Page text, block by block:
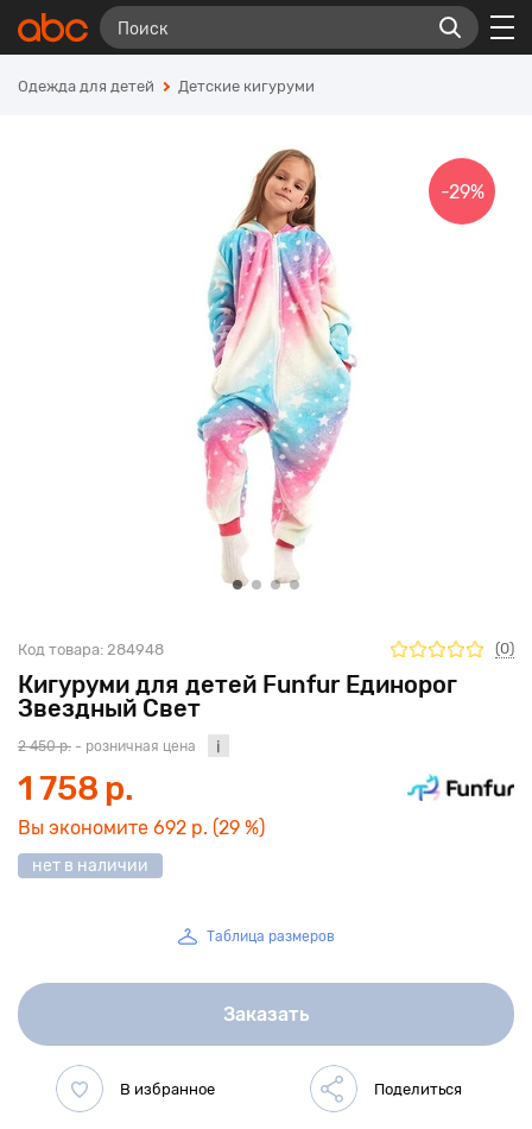
Одежда для детей Детские кигуруми
Кигуруми для детей Funfur Единорог
Звездный Свет
Код товара: 284948 (0)
-29%
2 450 р. - розничная цена
1 758 р.
Вы экономите 692 р. (29 %)
нет в наличии
Таблица размеров
Заказать